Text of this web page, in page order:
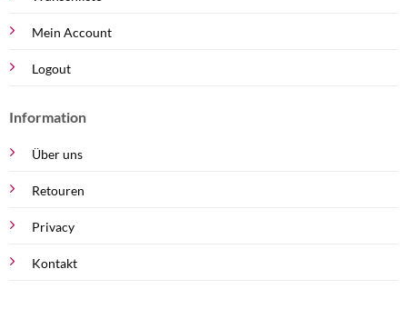
Mein Account
Logout
Information
Über uns
Retouren
Privacy
Kontakt